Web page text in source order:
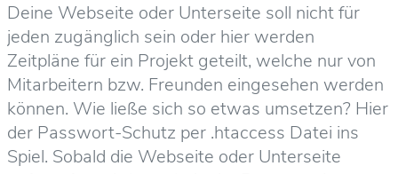
Deine Webseite oder Unterseite soll nicht für
jeden zugänglich sein oder hier werden
Zeitpläne für ein Projekt geteilt, welche nur von
Mitarbeitern bzw. Freunden eingesehen werden
können. Wie ließe sich so etwas umsetzen? Hier
der Passwort-Schutz per .htaccess Datei ins
Spiel. Sobald die Webseite oder Unterseite